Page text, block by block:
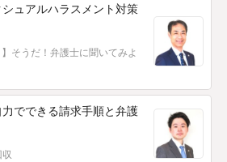
ュアルハラスメント対策
】そうだ！弁護士に聞いてみよ
でできる請求手順と弁護
収